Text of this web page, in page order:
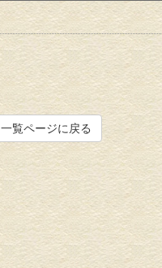
一覧ページに戻る